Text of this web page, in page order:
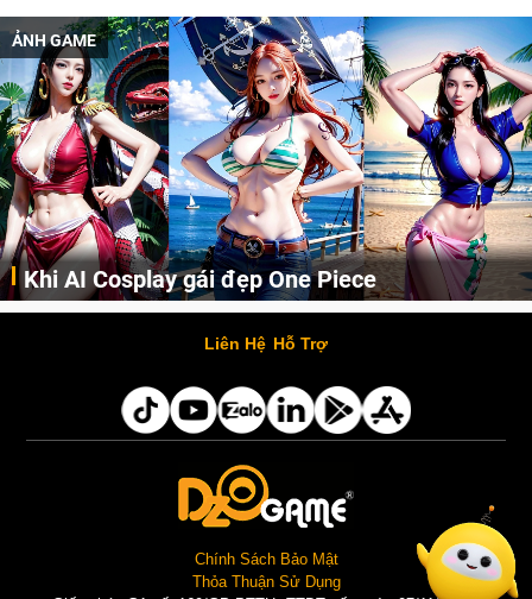
Những cô nàng nóng bỏng Boa Hancock, Nico Robin, Nami, Yamato hay Perona được AI vẽ lại dưới hình thức Cosplay cực kỳ chuẩn chỉnh.
ẢNH GAME
Cosplay Xiangling siêu cute
Liên Hệ Hỗ Trợ
Chính Sách Bảo Mật
Thỏa Thuận Sử Dụng